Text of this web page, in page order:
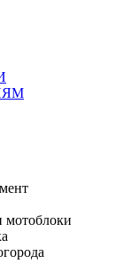
мотоблоки